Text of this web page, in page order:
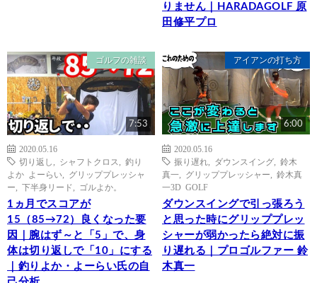
りません｜HARADAGOLF 原
田修平プロ
ゴルフの雑談
7:53
2020.05.16
切り返し
シャフトクロス
釣り
よか よーらい
グリッププレッシャ
ー
下半身リード ゴルよか。
1ヵ月でスコアが
15（85→72）良くなった要
因｜腕はず～と「5」で、身
体は切り返しで「10」にする
｜釣りよか・よーらい氏の自
アイアンの打ち方
6:00
2020.05.16
振り遅れ
ダウンスイング
鈴木
真一
グリッププレッシャー
鈴木真
一3D GOLF
ダウンスイングで引っ張ろう
と思った時にグリッププレッ
シャーが弱かったら絶対に振
り遅れる｜プロゴルファー 鈴
木真一